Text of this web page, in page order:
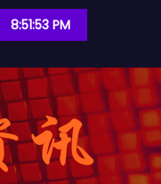
8:51:53 PM